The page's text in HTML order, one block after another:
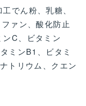
でん粉、乳糖、
ァン、酸化防止
C、ビタミン
ミンB1、ビタミ
トリウム、クエン